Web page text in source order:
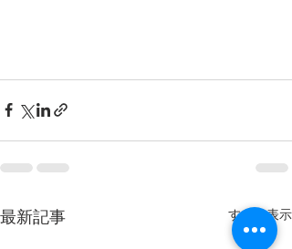
最新記事 すべて表示